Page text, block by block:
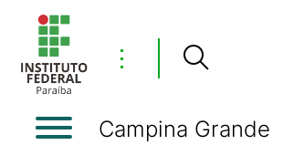
⋮
Campina Grande